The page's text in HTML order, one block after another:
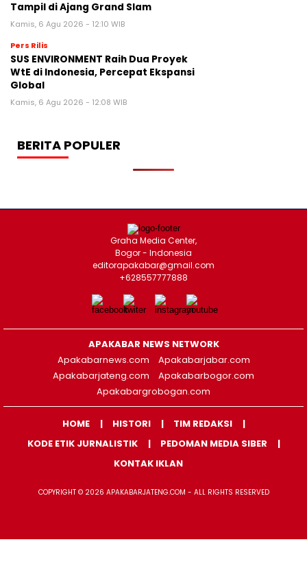
Tampil di Ajang Grand Slam
Kamis, 6 Agu 2026 - 12:10 WIB
Pers Rilis
SUS ENVIRONMENT Raih Dua Proyek
WtE di Indonesia, Percepat Ekspansi
Global
Kamis, 6 Agu 2026 - 12:08 WIB
BERITA POPULER
Graha Media Center,
Bogor - Indonesia
editorapakabar@gmail.com
+628557777888
APAKABAR NEWS NETWORK
Apakabarnews.com
Apakabarjabar.com
Apakabarjateng.com
Apakabarbogor.com
Apakabargrobogan.com
HOME HISTORI
TIM REDAKSI
KODE ETIK JURNALISTIK
PEDOMAN MEDIA SIBER
KONTAK IKLAN
COPYRIGHT © 2026 APAKABARJATENG.COM - ALL RIGHTS RESERVED